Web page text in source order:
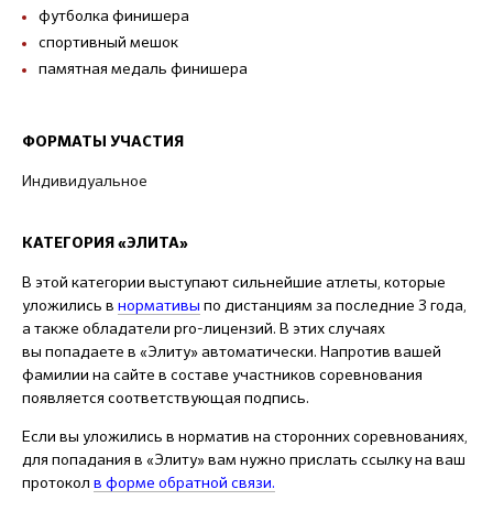
футболка финишера
спортивный мешок
памятная медаль финишера
ФОРМАТЫ УЧАСТИЯ
Индивидуальное
КАТЕГОРИЯ «ЭЛИТА»
В этой категории выступают сильнейшие атлеты, которые
уложились в нормативы по дистанциям за последние 3 года,
а также обладатели pro-лицензий. В этих случаях
вы попадаете в «Элиту» автоматически. Напротив вашей
фамилии на сайте в составе участников соревнования
появляется соответствующая подпись.
Если вы уложились в норматив на сторонних соревнованиях,
для попадания в «Элиту» вам нужно прислать ссылку на ваш
протокол в форме обратной связи.